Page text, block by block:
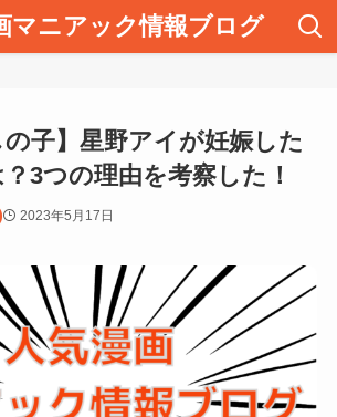
マニアック情報ブログ
の子】星野アイが妊娠した
3つの理由を考察した！
2023年5月17日